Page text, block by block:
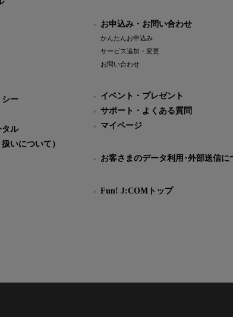
シー
タル
いについて）
お申込み・お問い合わせ
かんたんお申込み
サービス追加・変更
お問い合わせ
イベント・プレゼント
サポート・よくある質問
マイページ
お客さまのデータ利用･外部送信に
Fun! J:COMトップ